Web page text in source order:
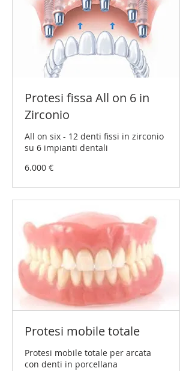
Protesi fissa All on 6 in
Zirconio
All on six - 12 denti fissi in zirconio
su 6 impianti dentali
6.000
Euro
6.000 €
Protesi mobile totale
Protesi mobile totale per arcata
con denti in porcellana